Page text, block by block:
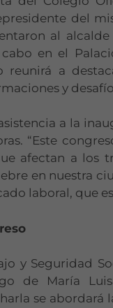
del
al
en el
reunirá a
y
a la
“Este
afectan a los
en nuestra
laboral, que
y Seguridad
de María
se